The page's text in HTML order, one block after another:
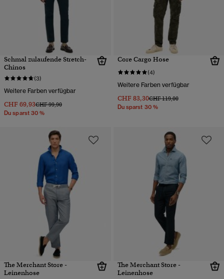
Schmal zulaufende Stretch-
Chinos
(3)
Weitere Farben verfügbar
CHF 69,93Preis wurde reduziert von
CHF 99,90bis
Du sparst 30 %
Core Cargo Hose
(4)
Weitere Farben verfügbar
CHF 83,30Preis wurde reduziert von
CHF 119,00bis
Du sparst 30 %
The Merchant Store -
Leinenhose
The Merchant Store -
Leinenhose